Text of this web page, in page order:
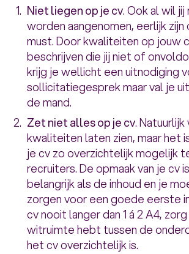
Niet liegen op je cv. Ook al wil jij
worden aangenomen, eerlijk zijn
must. Door kwaliteiten op jouw
beschrijven die jij niet of
krijg je wellicht een uitnodiging
sollicitatiegesprek maar val je
de mand.
Zet niet alles op je cv.
kwaliteiten laten zien, maar het
je cv zo overzichtelijk mogelijk
recruiters. De opmaak van je cv
belangrijk als de inhoud en je
zorgen voor een goede eerste
cv nooit langer dan 1 á 2 A4,
witruimte hebt tussen de
het cv overzichtelijk is.